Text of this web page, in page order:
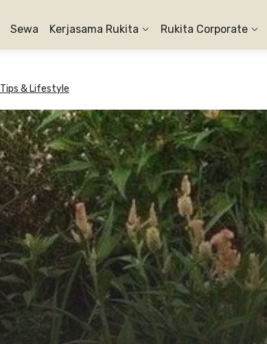
Sewa Kerjasama Rukita Rukita Corporate
Tips & Lifestyle